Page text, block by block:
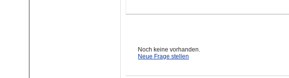
Noch keine vorhanden.
Neue Frage stellen